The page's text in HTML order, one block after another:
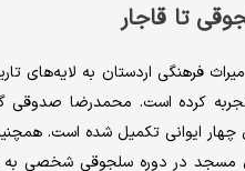
تا قاجار
فرهنگی اردستان به لایه‌های
کرده است. محمدرضا صدوقی
ایوانی تکمیل شده است.
مسجد در دوره سلجوقی شخصی